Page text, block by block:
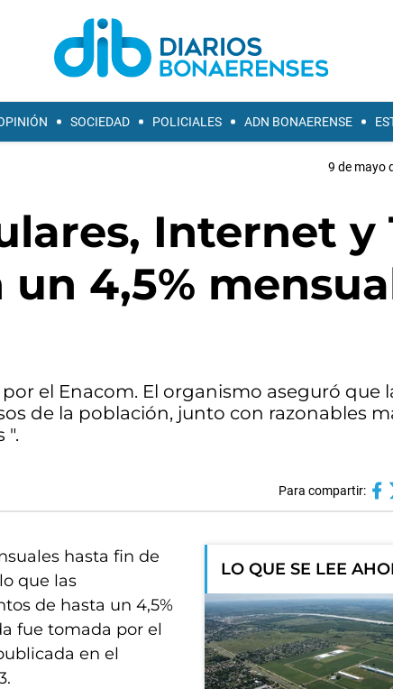
SOCIEDAD POLICIALES ADN BONAERENSE
9 de mayo
Internet y
4,5%
el Enacom. El organismo aseguró que
de la población, junto con razonables
".
Para compartir:
hasta fin de
que las
de hasta un 4,5%
fue tomada por el
en el
LO QUE SE LEE